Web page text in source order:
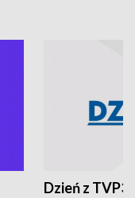
Dzień z TVP3